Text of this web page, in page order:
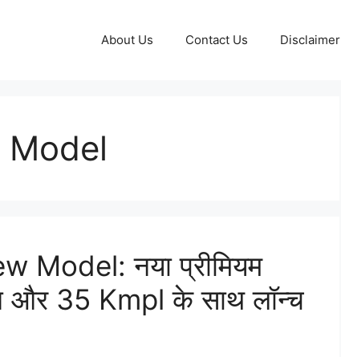
About Us Contact Us Disclaimer
नया प्रीमियम
और 35 Kmpl के साथ लॉन्च